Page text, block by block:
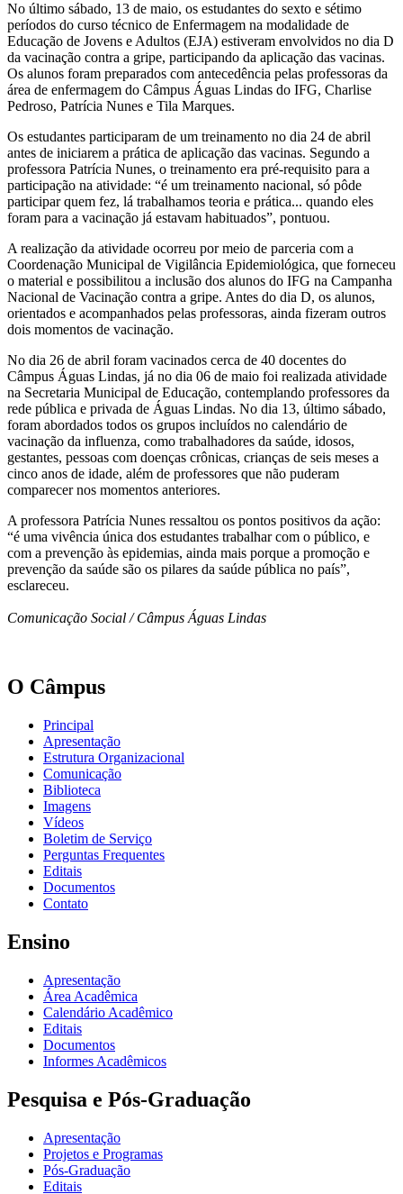
No último sábado, 13 de maio, os estudantes do sexto e sétimo
períodos do curso técnico de Enfermagem na modalidade de
Educação de Jovens e Adultos (EJA) estiveram envolvidos no dia D
da vacinação contra a gripe, participando da aplicação das vacinas.
Os alunos foram preparados com antecedência pelas professoras da
área de enfermagem do Câmpus Águas Lindas do IFG, Charlise
Pedroso, Patrícia Nunes e Tila Marques.
Os estudantes participaram de um treinamento no dia 24 de abril
antes de iniciarem a prática de aplicação das vacinas. Segundo a
professora Patrícia Nunes, o treinamento era pré-requisito para a
participação na atividade: “é um treinamento nacional, só pôde
participar quem fez, lá trabalhamos teoria e prática... quando eles
foram para a vacinação já estavam habituados”, pontuou.
A realização da atividade ocorreu por meio de parceria com a
Coordenação Municipal de Vigilância Epidemiológica, que forneceu
o material e possibilitou a inclusão dos alunos do IFG na Campanha
Nacional de Vacinação contra a gripe. Antes do dia D, os alunos,
orientados e acompanhados pelas professoras, ainda fizeram outros
dois momentos de vacinação.
No dia 26 de abril foram vacinados cerca de 40 docentes do
Câmpus Águas Lindas, já no dia 06 de maio foi realizada atividade
na Secretaria Municipal de Educação, contemplando professores da
rede pública e privada de Águas Lindas. No dia 13, último sábado,
foram abordados todos os grupos incluídos no calendário de
vacinação da influenza, como trabalhadores da saúde, idosos,
gestantes, pessoas com doenças crônicas, crianças de seis meses a
cinco anos de idade, além de professores que não puderam
comparecer nos momentos anteriores.
A professora Patrícia Nunes ressaltou os pontos positivos da ação:
“é uma vivência única dos estudantes trabalhar com o público, e
com a prevenção às epidemias, ainda mais porque a promoção e
prevenção da saúde são os pilares da saúde pública no país”,
esclareceu.
Comunicação Social / Câmpus Águas Lindas
O Câmpus
Principal
Apresentação
Estrutura Organizacional
Comunicação
Biblioteca
Imagens
Vídeos
Boletim de Serviço
Perguntas Frequentes
Editais
Documentos
Contato
Ensino
Apresentação
Área Acadêmica
Calendário Acadêmico
Editais
Documentos
Informes Acadêmicos
Pesquisa e Pós-Graduação
Apresentação
Projetos e Programas
Pós-Graduação
Editais